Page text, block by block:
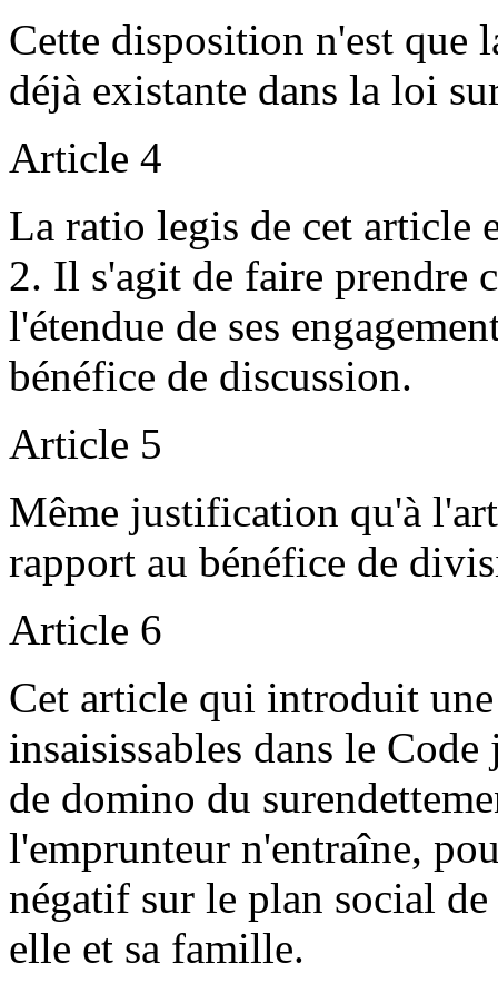
Cette disposition n'est que
déjà existante dans la loi
Article 4
La ratio legis de cet article
2. Il s'agit de faire prendre
l'étendue de ses
bénéfice de discussion.
Article 5
Même justification qu'à
rapport au bénéfice de
Article 6
Cet article qui introduit
insaisissables dans le
de domino du
l'emprunteur n'entraîne,
négatif sur le plan social
elle et sa famille.